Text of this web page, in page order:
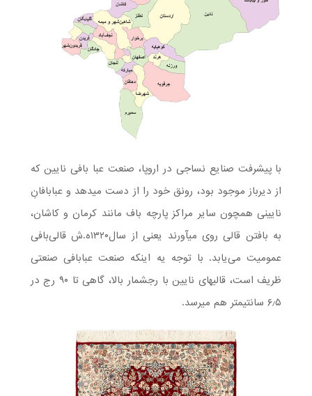
با پیشرفت صنایع نساجی در اروپا، صنعت عبا بافی نایین که
از دیرباز موجود بود، رونق خود را از دست می­دهد و عبابافانِ
نایینی همچون سایر مراکز پارچه باف مانند کرمان و کاشان،
به بافتن قالی روی می­آورند یعنی از سال۱۳۲۰ه.ش قالی‌بافی
عمومیت می‌یابد. با توجه یه اینکه صنعت عبابافی صنعتی
ظریف است، قالی­های نایین با رجشمار بالا، گاهی تا ۹۰ رج در
۶٫۵ سانتی­متر هم می­رسد.